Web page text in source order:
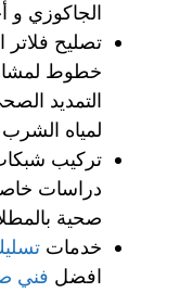
الجاكوزي و
تصليح فلاتر
خطوط
التمديد
لمياه
تركيب
دراسات
صحية
خدمات
افضل فني